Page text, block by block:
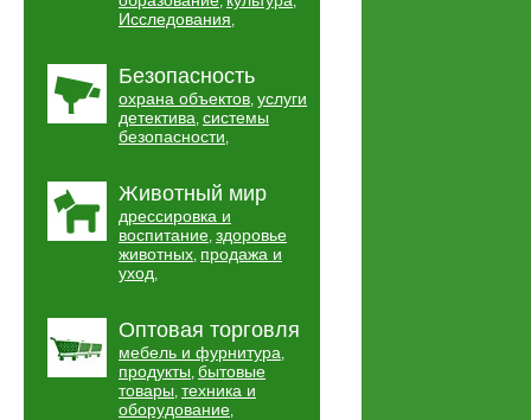
Исследования,
Безопасность
охрана объектов, услуги
детектива, системы
безопасности,
Животный мир
дрессировка и
воспитание, здоровье
животных, продажа и
уход,
Оптовая торговля
мебель и фурнитура,
продукты, бытовые
товары, техника и
оборудование,